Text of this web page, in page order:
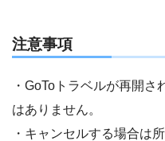
注意事項
・GoToトラベルが再開
はありません。
・キャンセルする場合は